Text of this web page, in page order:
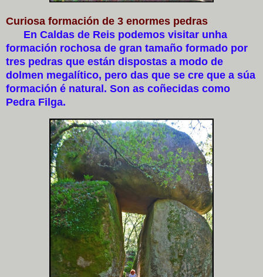
Curiosa formación de 3 enormes pedras
En Caldas de Reis podemos visitar unha
formación rochosa de gran tamaño formado por
tres pedras que están dispostas a modo de
dolmen megalítico, pero das que se cre que a súa
formación é natural. Son as coñecidas como
Pedra Filga.